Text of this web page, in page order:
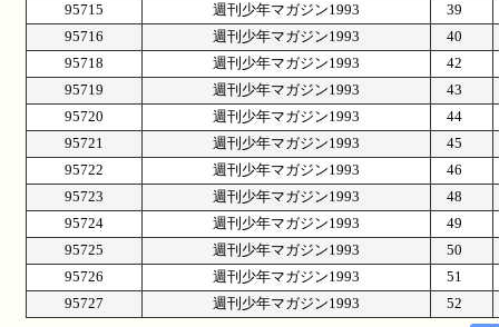
95715
週刊少年マガジン1993
39
95716
週刊少年マガジン1993
40
95718
週刊少年マガジン1993
42
95719
週刊少年マガジン1993
43
95720
週刊少年マガジン1993
44
95721
週刊少年マガジン1993
45
95722
週刊少年マガジン1993
46
95723
週刊少年マガジン1993
48
95724
週刊少年マガジン1993
49
95725
週刊少年マガジン1993
50
95726
週刊少年マガジン1993
51
95727
週刊少年マガジン1993 52